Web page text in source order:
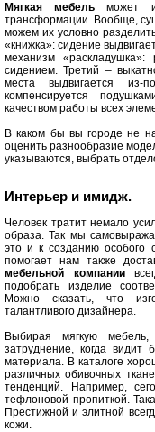
Мягкая мебель может
трансформации. Вообще,
можем их условно
«книжка»: сидение
механизм
сидением. Третий –
места выдвигается
компенсируется
качеством работы всех
В каком бы вы городе не
оценить разнообразие
указываются, выбрать
Интерьер и имидж.
Человек тратит немало
образа. Так мы
это и к созданию особого
помогает нам также
мебельной компании
подобрать изделие
Можно сказать, что
талантливого дизайнера.
Выбирая мягкую мебель,
затруднение, когда видит
материала. В каталоге
различных обивочных
тенденций. Например,
тефлоновой пропиткой.
Престижной и элитной
кожи.